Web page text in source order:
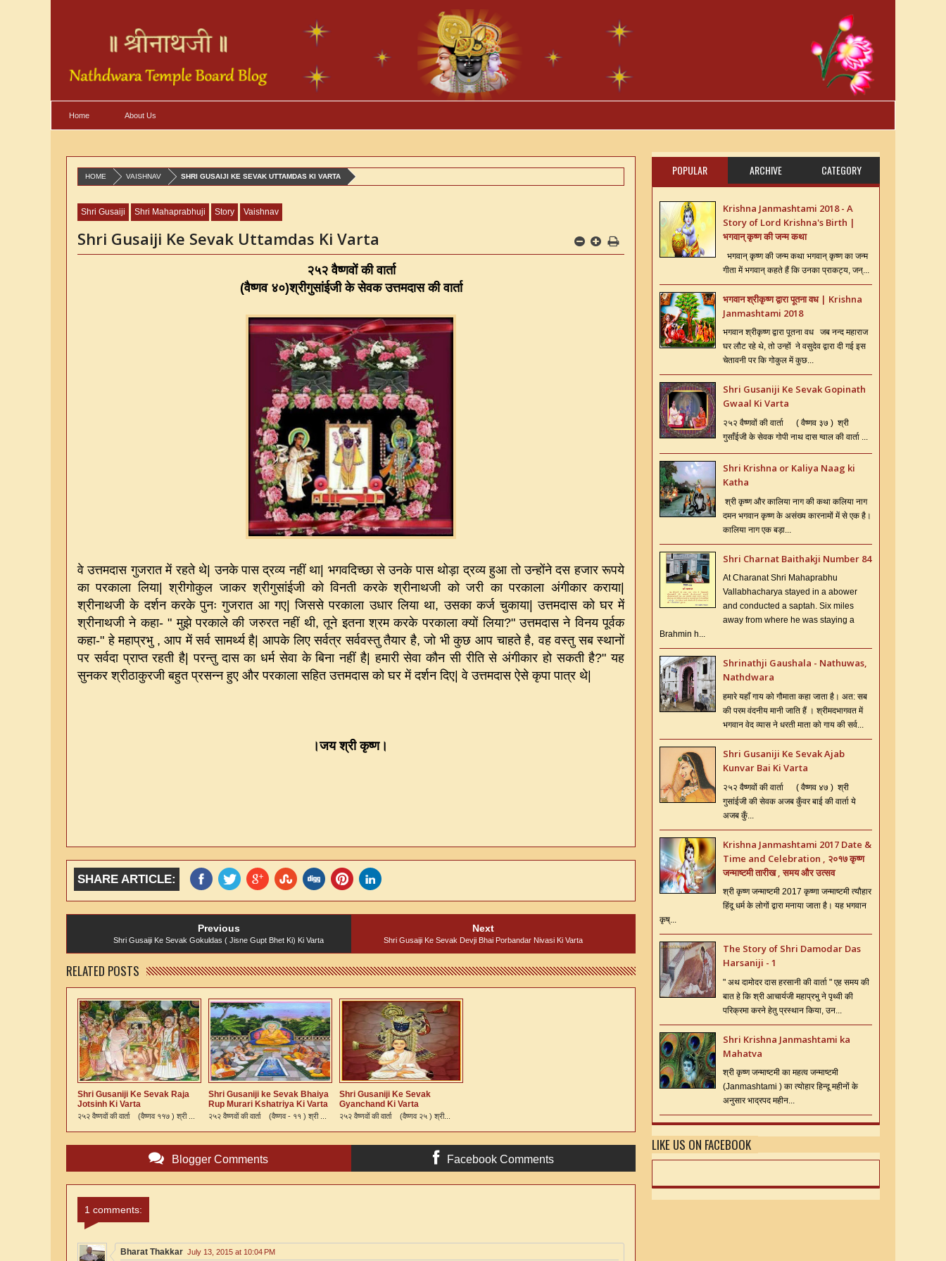
Home About Us
HOME VAISHNAV SHRI GUSAIJI KE SEVAK UTTAMDAS KI VARTA
Shri Gusaiji Shri Mahaprabhuji Story Vaishnav
Shri Gusaiji Ke Sevak Uttamdas Ki Varta
२५२ वैष्णवों की वार्ता
(वैष्णव ४०)श्रीगुसांईजी के सेवक उत्तमदास की वार्ता
वे उत्तमदास गुजरात में रहते थे |उनके पास द्रव्य नहीं था| भगवदिच्छा से उनके पास थोड़ा द्रव्य हुआ तो उन्होंने दस हजार रूपये
का परकाला लिया|श्रीगोकुल जाकर श्रीगुसांईजी को विनती करके श्रीनाथजी को जरी का परकाला अंगीकार कराया|
श्रीनाथजी के दर्शन करके पुनः गुजरात आ गए|जिससे परकाला उधार लिया था,उसका कर्ज चुकाया|उत्तमदास को घर में
श्रीनाथजी ने कहा- "मुझे परकाले की जरुरत नहीं थी,तूने इतना श्रम करके परकाला क्यों लिया?"उत्तमदास ने विनय पूर्वक
कहा-"हे महाप्रभु ,आप में सर्व सामर्थ्य है आपके लिए सर्वत्र सर्ववस्तु तैयार है,जो भी कुछ आप चाहते है,वह वस्तु सब स्थानों
पर सर्वदा प्राप्त रहती है |परन्तु दास का धर्म सेवा के बिना नहीं है|हमारी सेवा कौन सी रीति से अंगीकार हो सकती है?"यह
सुनकर श्रीठाकुरजी बहुत प्रसन्न हुए और परकाला सहित उत्तमदास को घर में दर्शन दिए |वे उत्तमदास ऐसे कृपा पात्र थे
।जय श्री कृष्ण।
SHARE ARTICLE:
Previous
Shri Gusaiji Ke Sevak Gokuldas ( Jisne Gupt Bhet Ki) Ki Varta
Next
Shri Gusaiji Ke Sevak Devji Bhai Porbandar Nivasi Ki Varta
RELATED POSTS
Shri Gusaniji Ke Sevak Raja
Jotsinh Ki Varta
२५२ वैष्णवों की वार्ता (वैष्णव ११७ ) श्री ...
Shri Gusaniji ke Sevak Bhaiya
Rup Murari Kshatriya Ki Varta
२५२ वैष्णवों की वार्ता (वैष्णव - ११ ) श्री ...
Shri Gusaniji Ke Sevak
Gyanchand Ki Varta
२५२ वैष्णवों की वार्ता (वैष्णव २५ ) श्री...
Blogger Comments Facebook Comments
1 comments:
Bharat Thakkar July 13, 2015 at 10:04 PM
POPULAR ARCHIVE CATEGORY
Krishna Janmashtami 2018 - A
Story of Lord Krishna's Birth |
भगवान् कृष्ण की जन्म कथा
भगवान् कृष्ण की जन्म कथा भगवान् कृष्ण का जन्म
गीता में भगवान् कहते हैं कि उनका प्राकट्य, जन्...
भगवान श्रीकृष्ण द्वारा पूतना वध | Krishna
Janmashtami 2018
भगवान श्रीकृष्ण द्वारा पूतना वध जब नन्द महाराज
घर लौट रहे थे, तो उन्हों ने वसुदेव द्वारा दी गई इस
चेतावनी पर कि गोकुल में कुछ...
Shri Gusaniji Ke Sevak Gopinath
Gwaal Ki Varta
२५२ वैष्णवों की वार्ता ( वैष्णव ३७ ) श्री
गुसाँईजी के सेवक गोपी नाथ दास ग्वाल की वार्ता ...
Shri Krishna or Kaliya Naag ki
Katha
श्री कृष्ण और कालिया नाग की कथा कलिया नाग
दमन भगवान कृष्ण के असंख्य कारनामों में से एक है।
कालिया नाग एक बड़ा...
Shri Charnat Baithakji Number 84
At Charanat Shri Mahaprabhu
Vallabhacharya stayed in a abower
and conducted a saptah. Six miles
away from where he was staying a
Brahmin h...
Shrinathji Gaushala - Nathuwas,
Nathdwara
हमारे यहाँ गाय को गौमाता कहा जाता है। अत: सब
की परम वंदनीय मानी जाति हैं । श्रीमदभागवत में
भगवान वेद व्यास ने धरती माता को गाय की सर्व...
Shri Gusaniji Ke Sevak Ajab
Kunvar Bai Ki Varta
२५२ वैष्णवों की वार्ता ( वैष्णव ४७ ) श्री
गुसांईजी की सेवक अजब कुँवर बाई की वार्ता ये
अजब कुँ...
Krishna Janmashtami 2017 Date &
Time and Celebration , २०१७ कृष्ण
जन्माष्टमी तारीख , समय और उत्सव
श्री कृष्ण जन्माष्टमी 2017 कृष्णा जन्माष्टमी त्यौहार
हिंदू धर्म के लोगों द्वारा मनाया जाता है। यह भगवान
कृष्...
The Story of Shri Damodar Das
Harsaniji - 1
" अथ दामोदर दास हरसानी की वार्ता " एह समय की
बात हे कि श्री आचार्यजी महाप्रभु ने पृथ्वी की
परिक्रमा करने हेतु प्रस्थान किया, उन...
Shri Krishna Janmashtami ka
Mahatva
श्री कृष्ण जन्माष्टमी का महत्व जन्माष्टमी
(Janmashtami ) का त्योहार हिन्दू महीनों के
अनुसार भाद्रपद महीन...
LIKE US ON FACEBOOK